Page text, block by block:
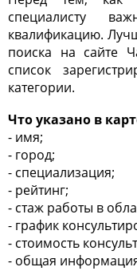
специалисту
квалификацию.
поиска на сайте
список
категории.
Что указано в
- имя;
- город;
- специализация;
- рейтинг;
- стаж работы в
- график
- стоимость
- общая